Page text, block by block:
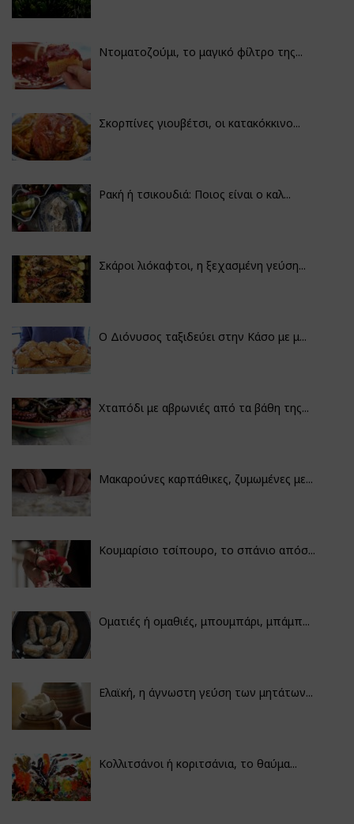
Ντοματοζούμι, το μαγικό φίλτρο της...
Σκορπίνες γιουβέτσι, οι κατακόκκινο...
Ρακή ή τσικουδιά: Ποιος είναι ο καλ...
Σκάροι λιόκαφτοι, η ξεχασμένη γεύση...
Ο Διόνυσος ταξιδεύει στην Κάσο με μ...
Χταπόδι με αβρωνιές από τα βάθη της...
Μακαρούνες καρπάθικες, ζυμωμένες με...
Κουμαρίσιο τσίπουρο, το σπάνιο απόσ...
Οματιές ή ομαθιές, μπουμπάρι, μπάμπ...
Ελαϊκή, η άγνωστη γεύση των μητάτων...
Κολλιτσάνοι ή κοριτσάνια, το θαύμα...